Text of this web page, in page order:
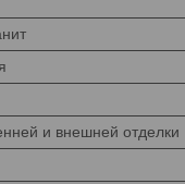
и внешней отделки